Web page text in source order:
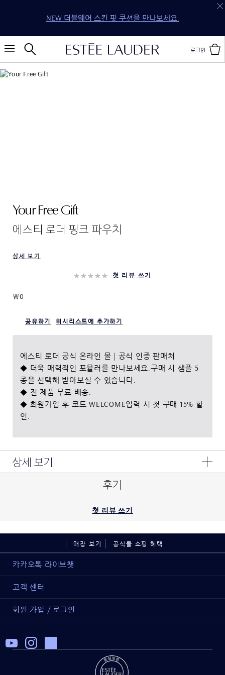
NEW 더블웨어 스킨 핏 쿠션을 만나보세요.
로그인
Your Free Gift
에스티 로더 핑크 파우치
상세 보기
첫 리뷰 쓰기
₩0
공유하기 위시리스트에 추가하기
에스티 로더 공식 온라인 몰 | 공식 인증 판매처
◆ 더욱 매력적인 포뮬러를 만나보세요.구매 시 샘플 5
종을 선택해 받아보실 수 있습니다.
◆ 전 제품 무료 배송.
◆ 회원가입 후 코드 WELCOME입력 시 첫 구매 15% 할
인.
상세 보기
후기
첫 리뷰 쓰기
매장 보기 공식몰 쇼핑 혜택
카카오톡 라이브챗
고객 센터
회원 가입 / 로그인